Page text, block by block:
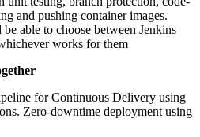
and pushing container images.
able to choose between Jenkins
works for them
for Continuous Delivery using
Zero-downtime deployment using